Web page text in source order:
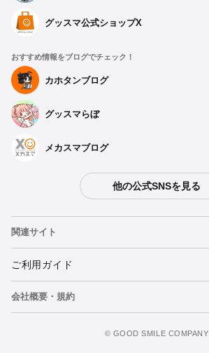
グッスマ公式ショップX
おすすめ情報をブログでチェック！
カホタンブログ
グッスマらぼ
メカスマブログ
他の公式SNSを見る
関連サイト
ねんどろいど
ねんどろいどフェイスメーカー
ご利用ガイド
重要なお知らせ
会社概要・規約
©️ GOOD SMILE COMPANY